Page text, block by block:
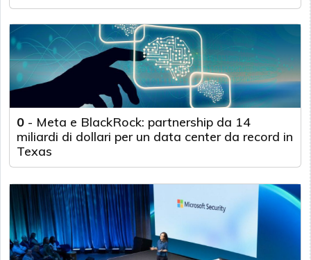
0 - Meta e BlackRock: partnership da 14
miliardi di dollari per un data center da record in
Texas